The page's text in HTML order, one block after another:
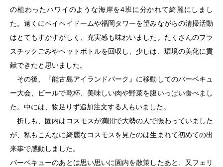
の植わったハワイのような海岸を4班に分かれて綺麗にしまし
た。遠くにペイペイドームや福岡タワーを望みながらの清掃活動
はとてもすがすがしく、充実感も味わいました。たくさんのプラ
スチックごみやペットボトルを回収し、少しは、環境の美化に貢
献できたと思いました。
その後、『能古島アイランドパーク』に移動してのバーベキュ
ー大会、ビールで乾杯、美味しい肉や野菜を腹いっぱい食べまし
た。中には、物足りず追加注文する人もいました。
折しも、園内はコスモスが満開で大勢の人で賑わっていました
が、私もこんなに綺麗なコスモスを見たのは生まれて初めての出
来事で感動しました。
バーベキューのあとは思い思いに園内を散策したあと、又フェリ